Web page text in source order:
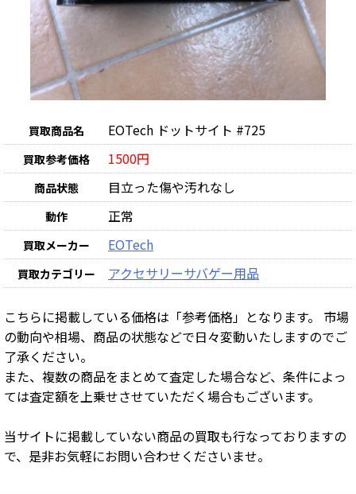
買取商品名 EOTech ドットサイト #725
買取参考価格 1500円
商品状態 目立った傷や汚れなし
動作 正常
買取メーカー EOTech
買取カテゴリー アクセサリーサバゲー用品
こちらに掲載している価格は「参考価格」となります。 市場
の動向や相場、商品の状態などで日々変動いたしますのでご
了承ください。
また、複数の商品をまとめて査定した場合など、条件によっ
ては査定額を上乗せさせていただく場合もございます。
当サイトに掲載していない商品の買取も行なっておりますの
で、是非お気軽にお問い合わせくださいませ。